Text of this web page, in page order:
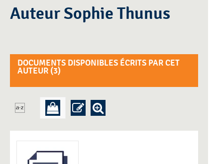
Auteur Sophie Thunus
DOCUMENTS DISPONIBLES ÉCRITS PAR CET
AUTEUR (3)